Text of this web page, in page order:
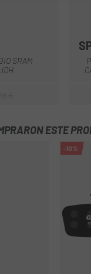
SRAM
regular
ESTE
-10%